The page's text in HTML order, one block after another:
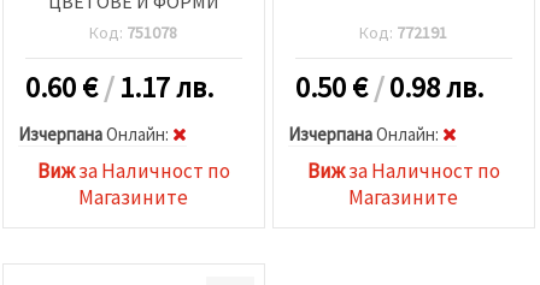
Код: 751078
0.60€/1.17 лв.
ИзчерпанаOнлайн:
Вижза Наличност по
Магазините
Код: 772191
0.50€/0.98 лв.
ИзчерпанаOнлайн:
Вижза Наличност по
Магазините